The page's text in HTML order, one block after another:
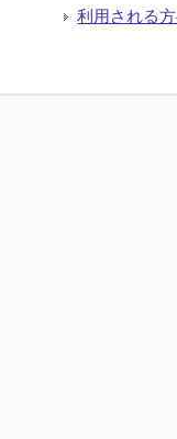
利用される